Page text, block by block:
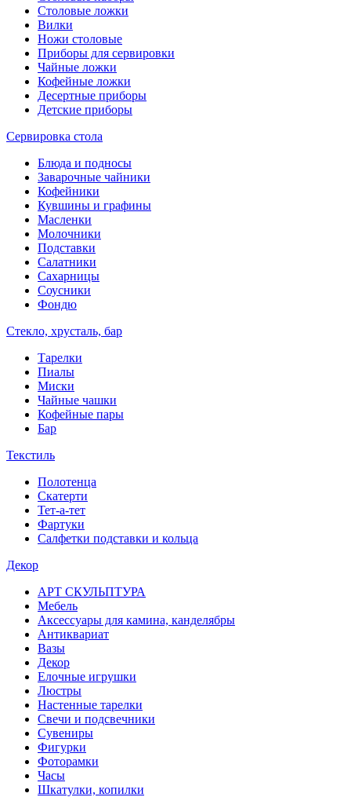
Столовые ложки
Вилки
Ножи столовые
Приборы для сервировки
Чайные ложки
Кофейные ложки
Десертные приборы
Детские приборы
Сервировка стола
Блюда и подносы
Заварочные чайники
Кофейники
Кувшины и графины
Масленки
Молочники
Подставки
Салатники
Сахарницы
Соусники
Фондю
Стекло, хрусталь, бар
Тарелки
Пиалы
Миски
Чайные чашки
Кофейные пары
Бар
Текстиль
Полотенца
Скатерти
Тет-а-тет
Фартуки
Салфетки подставки и кольца
Декор
АРТ СКУЛЬПТУРА
Мебель
Аксессуары для камина, канделябры
Антиквариат
Вазы
Декор
Елочные игрушки
Люстры
Настенные тарелки
Свечи и подсвечники
Сувениры
Фигурки
Фоторамки
Часы
Шкатулки, копилки